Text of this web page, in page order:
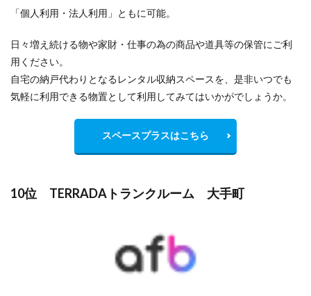
「個人利用・法人利用」ともに可能。
日々増え続ける物や家財・仕事の為の商品や道具等の保管にご利
用ください。
自宅の納戸代わりとなるレンタル収納スペースを、是非いつでも
気軽に利用できる物置として利用してみてはいかがでしょうか。
スペースプラスはこちら
10位 TERRADAトランクルーム 大手町